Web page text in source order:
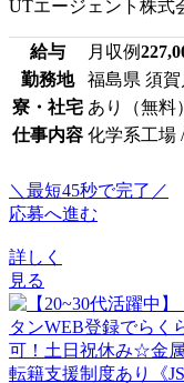
UTエージェント株式
給与 月収例
勤務地
福島県 須
寮・社宅 あり（無料）
仕事内容 化学系工場
＼最短45秒で完了／
応募へ進む
詳しく
見る